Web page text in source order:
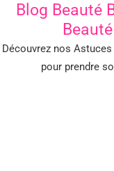
Blog Beauté
Découvrez nos
pour prendre
Blog